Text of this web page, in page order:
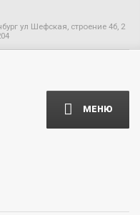
ул Шефская, строение 4б, 2
МЕНЮ